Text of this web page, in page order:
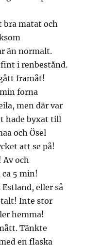
matat och
än normalt.
i renbestånd.
framåt!
forna
men där var
hade byxat till
och Ösel
att se på!
och
ca 5 min!
eller så
Inte stor
hemma!
Tänkte
en flaska